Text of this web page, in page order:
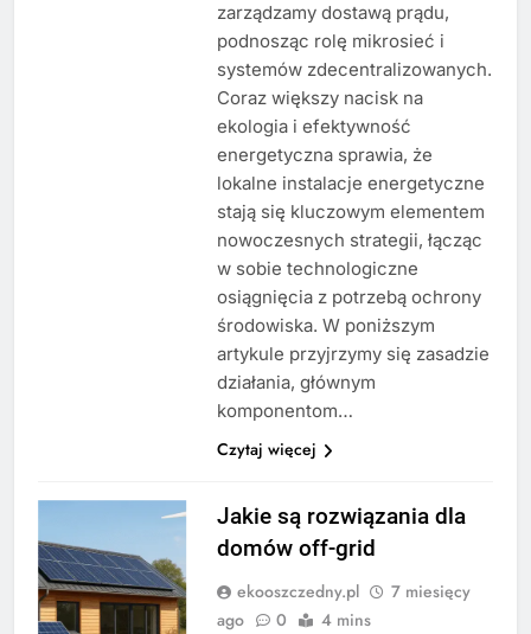
zarządzamy dostawą prądu,
podnosząc rolę mikrosieć i
systemów zdecentralizowanych.
Coraz większy nacisk na
ekologia i efektywność
energetyczna sprawia, że
lokalne instalacje energetyczne
stają się kluczowym elementem
nowoczesnych strategii, łącząc
w sobie technologiczne
osiągnięcia z potrzebą ochrony
środowiska. W poniższym
artykule przyjrzymy się zasadzie
działania, głównym
komponentom…
Czytaj więcej
Jakie są rozwiązania dla
domów off-grid
ekooszczedny.pl
7 miesięcy
ago
0 4 mins